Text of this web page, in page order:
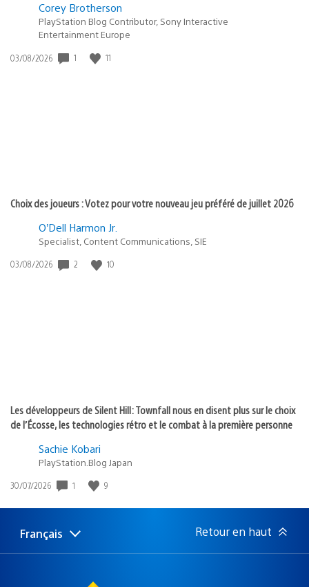
Corey Brotherson
PlayStation Blog Contributor, Sony Interactive
Entertainment Europe
Date
03/08/2026 1 11
Choix des joueurs : Votez pour votre nouveau jeu préféré de juillet 2026
O’Dell Harmon Jr.
Specialist, Content Communications, SIE
Date
03/08/2026 2 10
Les développeurs de Silent Hill: Townfall nous en disent plus sur le choix
de l’Écosse, les technologies rétro et le combat à la première personne
Sachie Kobari
PlayStation.Blog Japan
Date
publication
30/07/2026 1 9
Choisir
une
Région
actuelle
Français Retour en haut